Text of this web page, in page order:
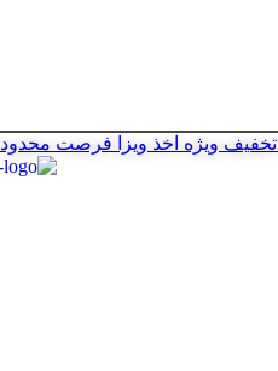
تخفیف ویژه اخذ ویزا فرصت محدود